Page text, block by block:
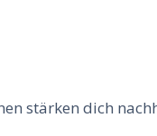
stärken dich